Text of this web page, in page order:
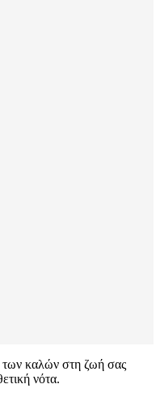
των καλών στη ζωή σας
νότα.